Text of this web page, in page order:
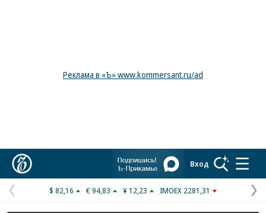
Реклама в «Ъ» www.kommersant.ru/ad
Вход
Предыдущая
$ 82,16 € 94,83 ¥ 12,23 IMOEX 2281,31